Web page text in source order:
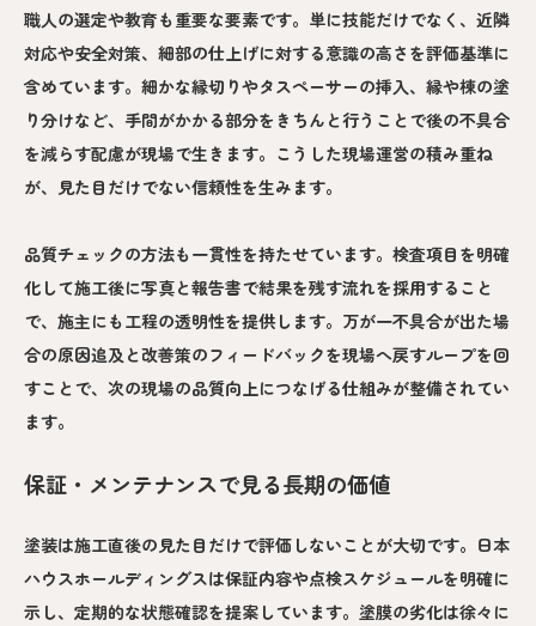
職人の選定や教育も重要な要素です。単に技能だけでなく、近隣
対応や安全対策、細部の仕上げに対する意識の高さを評価基準に
含めています。細かな縁切りやタスペーサーの挿入、縁や棟の塗
り分けなど、手間がかかる部分をきちんと行うことで後の不具合
を減らす配慮が現場で生きます。こうした現場運営の積み重ね
が、見た目だけでない信頼性を生みます。
品質チェックの方法も一貫性を持たせています。検査項目を明確
化して施工後に写真と報告書で結果を残す流れを採用すること
で、施主にも工程の透明性を提供します。万が一不具合が出た場
合の原因追及と改善策のフィードバックを現場へ戻すループを回
すことで、次の現場の品質向上につなげる仕組みが整備されてい
ます。
保証・メンテナンスで見る長期の価値
塗装は施工直後の見た目だけで評価しないことが大切です。日本
ハウスホールディングスは保証内容や点検スケジュールを明確に
示し、定期的な状態確認を提案しています。塗膜の劣化は徐々に